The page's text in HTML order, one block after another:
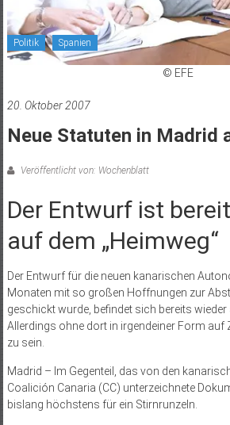
Politik Spanien
© EFE
20. Oktober 2007
Neue Statuten in Madrid
Veröffentlicht von: Wochenblatt
Der Entwurf ist
auf dem „Heimweg“
Der Entwurf für die neuen kanarischen
Monaten mit so großen Hoffnungen zur
geschickt wurde, befindet sich bereits wieder
Allerdings ohne dort in irgendeiner Form
zu sein.
Madrid – Im Gegenteil, das von den
Coalición Canaria (CC) unterzeichnete
bislang höchstens für ein Stirnrunzeln.